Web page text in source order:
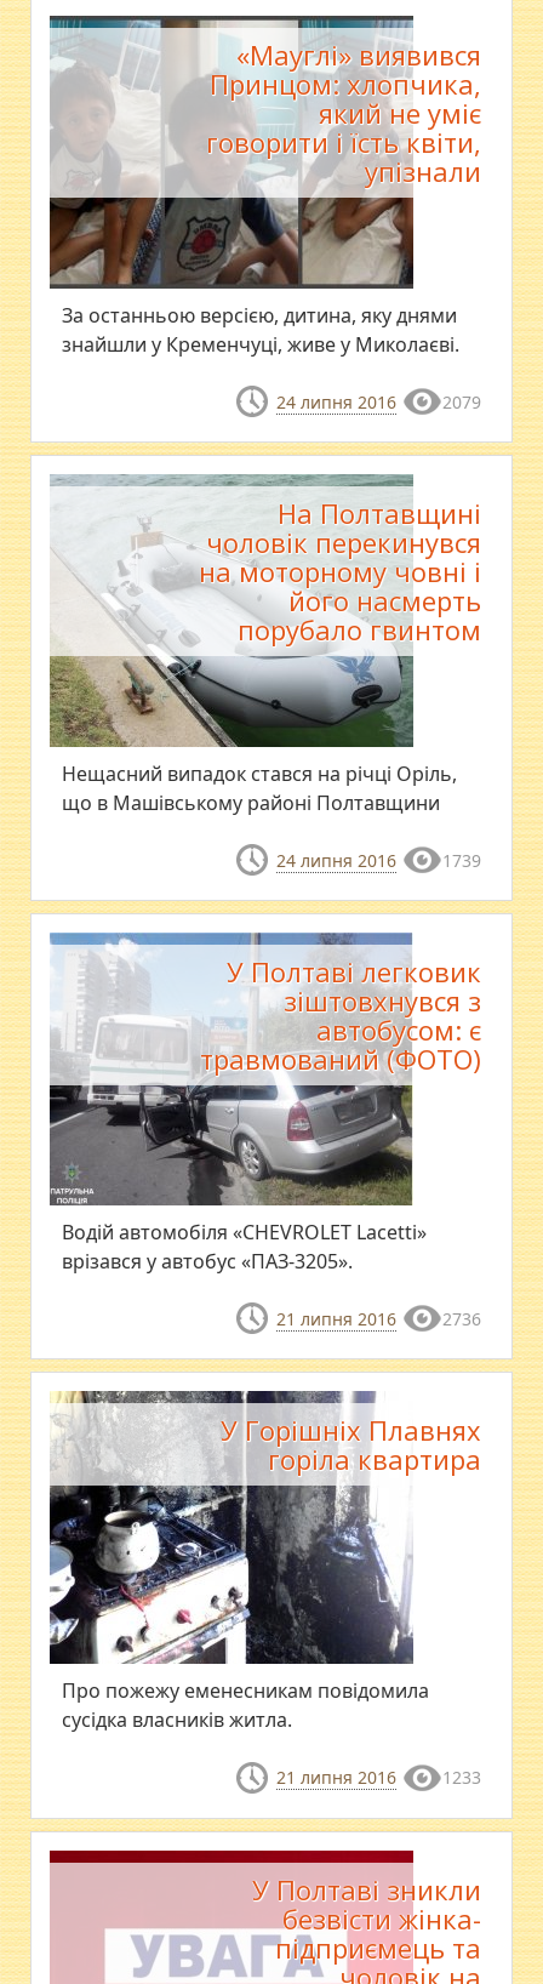
«Мауглі» виявився
Принцом: хлопчика,
який не уміє
говорити і їсть квіти,
упізнали
За останньою версією, дитина, яку днями
знайшли у Кременчуці, живе у Миколаєві.
24 липня 2016 2079
На Полтавщині
чоловік перекинувся
на моторному човні і
його насмерть
порубало гвинтом
Нещасний випадок стався на річці Оріль,
що в Машівському районі Полтавщини
24 липня 2016 1739
У Полтаві легковик
зіштовхнувся з
автобусом: є
травмований (ФОТО)
Водій автомобіля «CHEVROLET Lacetti»
врізався у автобус «ПАЗ-3205».
21 липня 2016 2736
У Горішніх Плавнях
горіла квартира
Про пожежу еменесникам повідомила
сусідка власників житла.
21 липня 2016 1233
У Полтаві зникли
безвісти жінка-
підприємець та
чоловік на